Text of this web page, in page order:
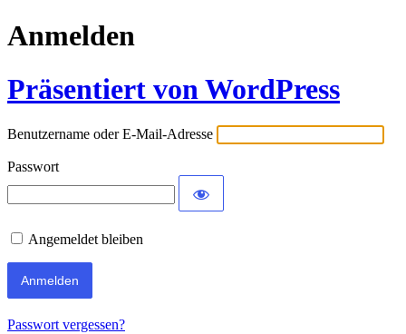
Anmelden
Präsentiert von WordPress
Benutzername oder E-Mail-Adresse
Passwort
Angemeldet bleiben
Passwort vergessen?